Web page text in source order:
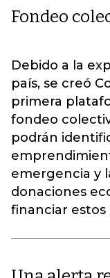
Fondeo
Debido a la
país, se creó
primera
fondeo
podrán
emergencia y
donaciones
financiar estos